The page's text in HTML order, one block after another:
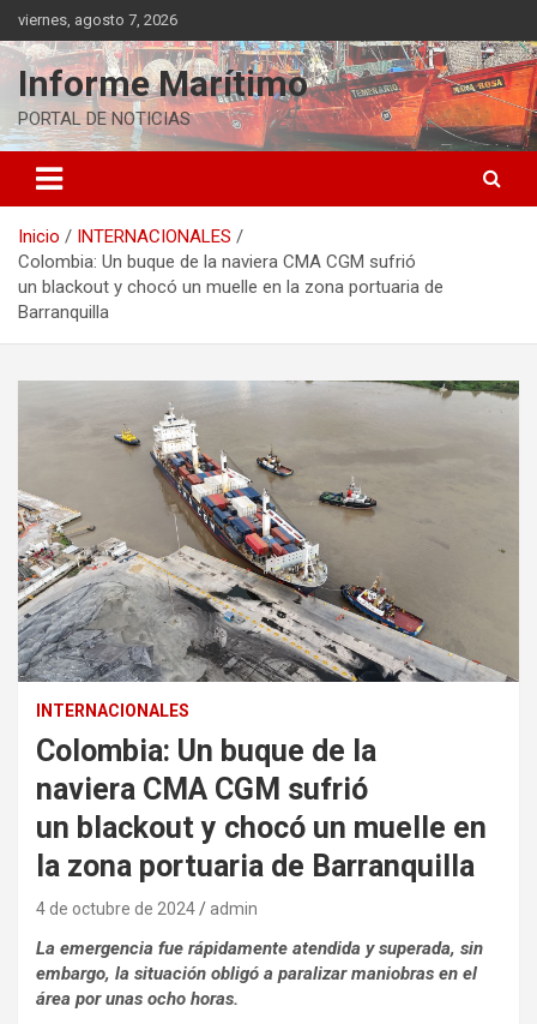
Saltar
al
contenido
viernes, agosto 7, 2026
Informe Marítimo
PORTAL DE NOTICIAS
Inicio
INTERNACIONALES
Colombia: Un buque de la naviera CMA CGM sufrió
un blackout y chocó un muelle en la zona portuaria de
Barranquilla
INTERNACIONALES
Colombia: Un buque de la
naviera CMA CGM sufrió
un blackout y chocó un muelle en
la zona portuaria de Barranquilla
4 de octubre de 2024 admin
La emergencia fue rápidamente atendida y superada, sin
embargo, la situación obligó a paralizar maniobras en el
área por unas ocho horas.